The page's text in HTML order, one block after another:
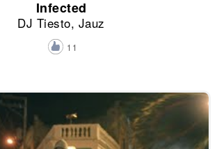
Infected
DJ Tiesto, Jauz
11